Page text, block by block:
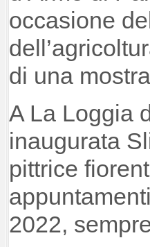
occasione
di una
A La Loggia
inaugurata
pittrice
2022,